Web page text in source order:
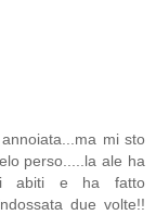
mi sto
perso.....la ale ha
abiti e ha fatto
due volte!!